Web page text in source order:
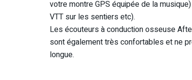
votre montre GPS équipée de la
VTT sur les sentiers etc).
Les écouteurs à conduction osseuse
sont également très confortables et ne
longue.